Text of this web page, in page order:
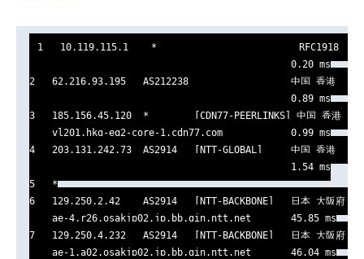
1   10.119.115.1    *
                                              0.20 ms
2   62.216.93.195   AS212238                  中国 香港
                                              0.89 ms
3   185.156.45.120  *        [CDN77-PEERLINKS] 中国
    vl201.hkg-eq2-core-1.cdn77.com            0.99 ms
4   203.131.242.73  AS2914   [NTT-GLOBAL]     中国 香港
                                              1.54 ms
5   *
6   129.250.2.42    AS2914   [NTT-BACKBONE]   日本 大阪
    ae-4.r26.osakjp02.jp.bb.gin.ntt.net       45.85 ms
7   129.250.4.232   AS2914   [NTT-BACKBONE]   日本 大阪
    ae-1.a02.osakjp02.jp.bb.gin.ntt.net       46.04 ms